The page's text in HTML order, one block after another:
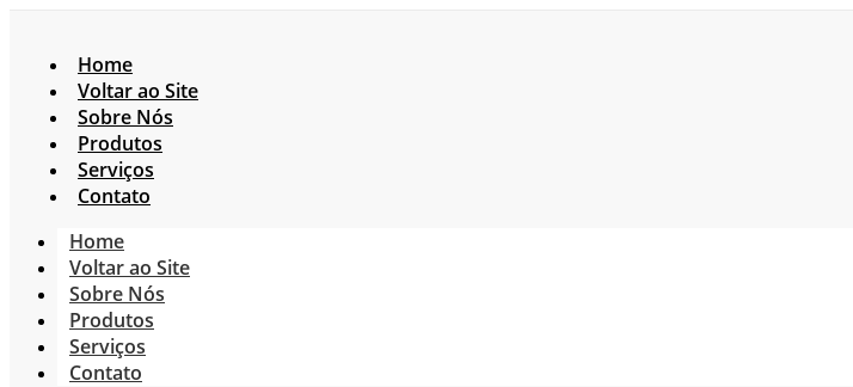
Home
Voltar ao Site
Sobre Nós
Produtos
Serviços
Contato
Home
Voltar ao Site
Sobre Nós
Produtos
Serviços
Contato